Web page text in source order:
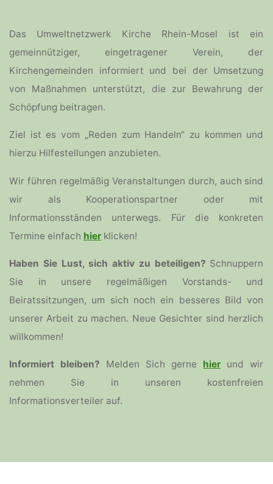
Das Umweltnetzwerk Kirche Rhein-Mosel ist ein
gemeinnütziger, eingetragener Verein, der
Kirchengemeinden informiert und bei der Umsetzung
von Maßnahmen unterstützt, die zur Bewahrung der
Schöpfung beitragen.
Ziel ist es vom „Reden zum Handeln“ zu kommen und
hierzu Hilfestellungen anzubieten.
Wir führen regelmäßig Veranstaltungen durch, auch sind
wir als Kooperationspartner oder mit
Informationsständen unterwegs. Für die konkreten
Termine einfach hier klicken!
Haben Sie Lust, sich aktiv zu beteiligen? Schnuppern
Sie in unsere regelmäßigen Vorstands- und
Beiratssitzungen, um sich noch ein besseres Bild von
unserer Arbeit zu machen. Neue Gesichter sind herzlich
willkommen!
Informiert bleiben? Melden Sich gerne hier und wir
nehmen Sie in unseren kostenfreien
Informationsverteiler auf.